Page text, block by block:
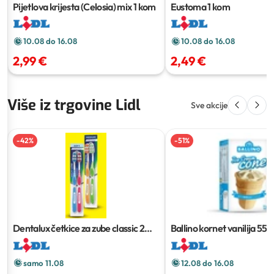
Pijetlova krijesta (Celosia) mix1 kom
10.08 do 16.08
2,99 €
Eustoma1 kom
10.08 do 16.08
2,49 €
Više iz trgovine Lidl Sve akcije
-42%
Dentalux četkice za zube classic2
kom
samo 11.08
-51%
Ballino kornet vanilija55 g
12.08 do 16.08